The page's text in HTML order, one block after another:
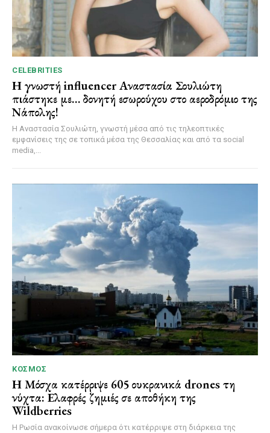
CELEBRITIES
Η γνωστή influencer Αναστασία Σουλιώτη
πιάστηκε με… δονητή εσωρούχου στο αεροδρόμιο της
Νάπολης!
Η Αναστασία Σουλιώτη, γνωστή μέσα από τις τηλεοπτικές
εμφανίσεις της σε τοπικά μέσα της Θεσσαλίας και από τα social
media,...
ΚΌΣΜΟΣ
Η Μόσχα κατέρριψε 605 ουκρανικά drones τη
νύχτα: Ελαφρές ζημιές σε αποθήκη της
Wildberries
Η Ρωσία ανακοίνωσε σήμερα ότι κατέρριψε στη διάρκεια της